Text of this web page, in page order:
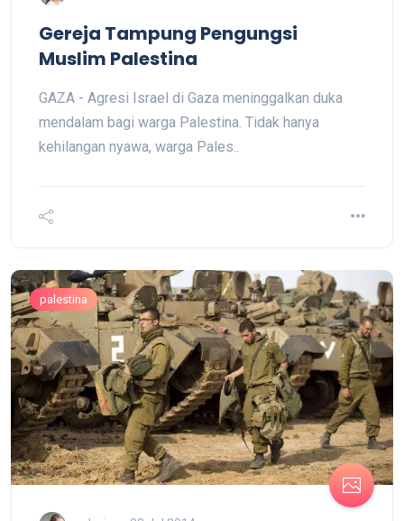
Gereja Tampung Pengungsi
Muslim Palestina
GAZA - Agresi Israel di Gaza meninggalkan duka
mendalam bagi warga Palestina. Tidak hanya
kehilangan nyawa, warga Pales..
palestina